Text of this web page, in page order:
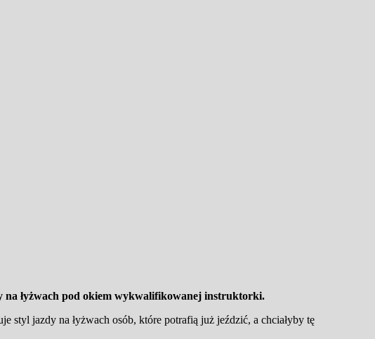
na łyżwach pod okiem wykwalifikowanej instruktorki.
styl jazdy na łyżwach osób, które potrafią już jeździć, a chciałyby tę